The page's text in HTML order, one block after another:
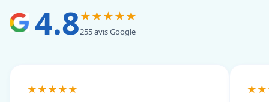
4.8★★★★★
255 avis Google
★★★★★